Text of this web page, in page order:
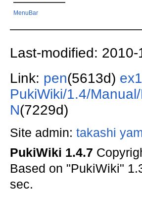
MenuBar
Last-modified:
Link: pen(5613d) ex1
PukiWiki/1.4/
N(7229d)
Site admin: takashi
PukiWiki 1.4.7
Based on "PukiWiki"
sec.